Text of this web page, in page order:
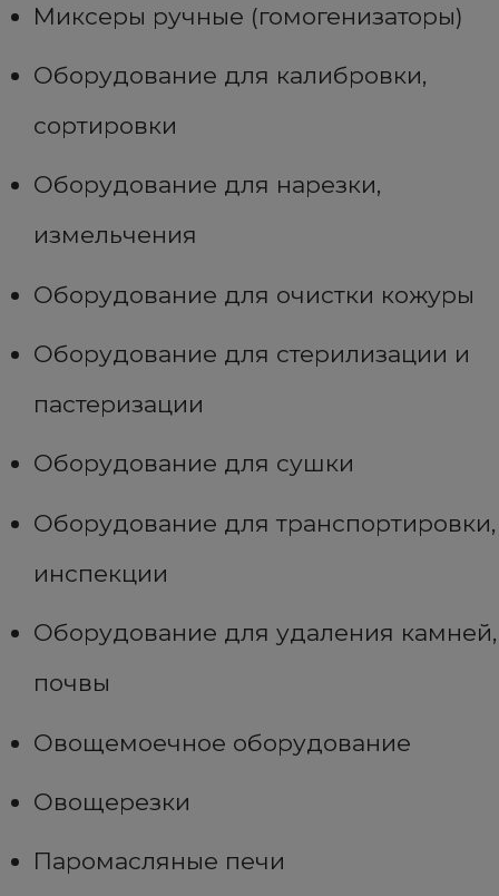
Миксеры ручные (гомогенизаторы)
Оборудование для калибровки,
сортировки
Оборудование для нарезки,
измельчения
Оборудование для очистки кожуры
Оборудование для стерилизации и
пастеризации
Оборудование для сушки
Оборудование для транспортировки,
инспекции
Оборудование для удаления камней,
почвы
Овощемоечное оборудование
Овощерезки
Паромасляные печи